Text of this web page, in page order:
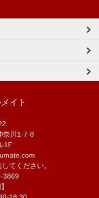
イト
奈川1-7-8
1F
てください。
3869